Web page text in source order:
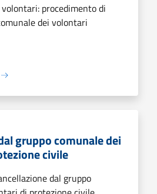
procedimento di
dei volontari
gruppo comunale dei
civile
dal gruppo